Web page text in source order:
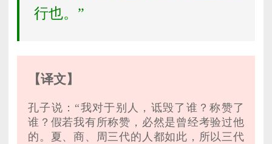
行也。”
【译文】
孔子说：“我对于别人，诋毁了谁？称赞了
谁？假若我有所称赞，必然是曾经考验过他
的。夏、商、周三代的人都如此，所以三代